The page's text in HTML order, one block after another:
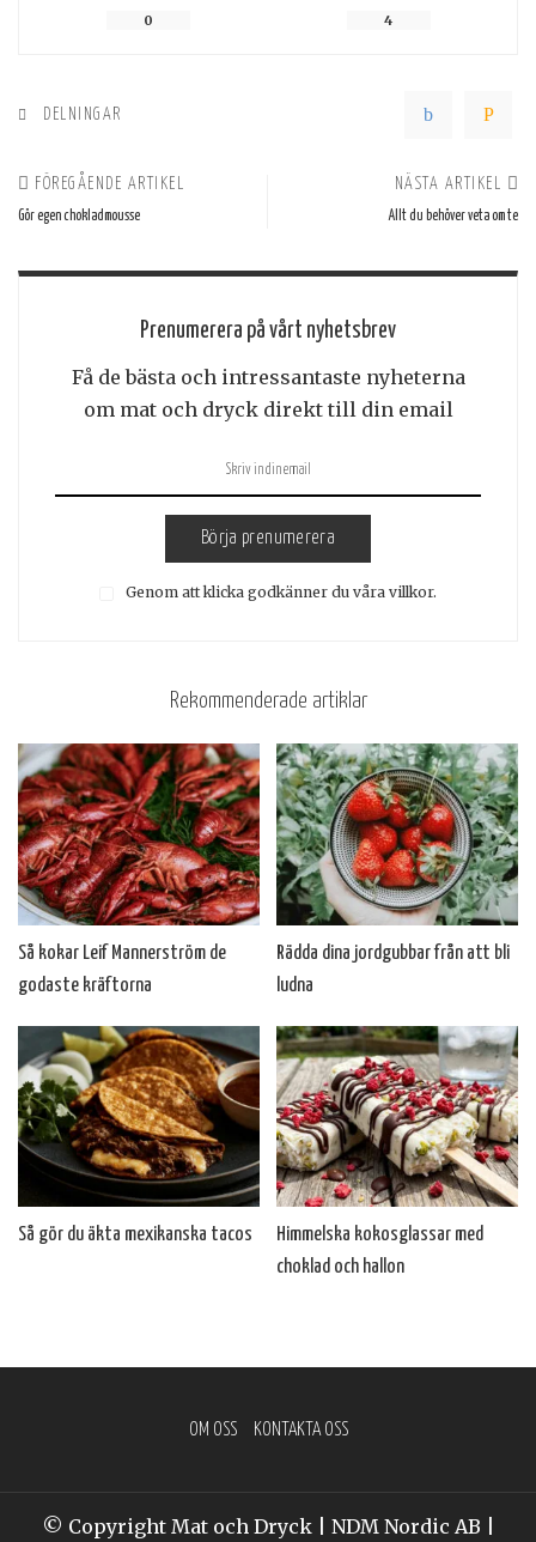
0 4
DELNINGAR
FÖREGÅENDE ARTIKEL
Gör egen chokladmousse
NÄSTA ARTIKEL
Allt du behöver veta om te
Prenumerera på vårt nyhetsbrev
Få de bästa och intressantaste nyheterna
om mat och dryck direkt till din email
Börja prenumerera
Genom att klicka godkänner du våra villkor.
Rekommenderade artiklar
Så kokar Leif Mannerström de
godaste kräftorna
Rädda dina jordgubbar från att bli
ludna
Så gör du äkta mexikanska tacos
Himmelska kokosglassar med
choklad och hallon
OM OSS KONTAKTA OSS
© Copyright Mat och Dryck | NDM Nordic AB |